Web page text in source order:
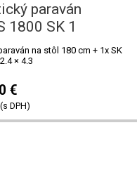
paraván
1800 SK 1
na stôl 180 cm + 1x SK
× 4.3
€
DPH)